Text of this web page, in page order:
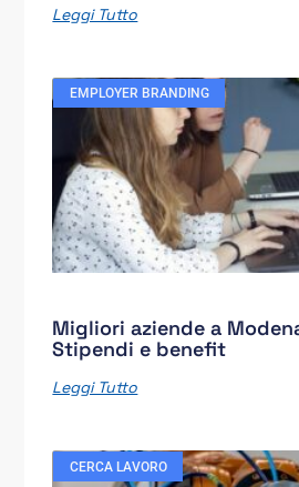
Leggi Tutto
EMPLOYER BRANDING
Migliori aziende a
Stipendi e benefit
Leggi Tutto
CERCA LAVORO